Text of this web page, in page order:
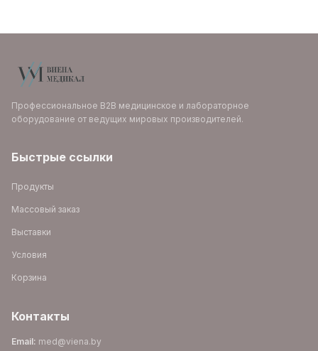
Профессиональное B2B медицинское и лабораторное
оборудование от ведущих мировых производителей.
Быстрые ссылки
Продукты
Массовый заказ
Выставки
Условия
Корзина
Контакты
Email: med@viena.by